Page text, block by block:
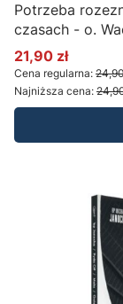
Potrzeba
czasach - o.
Cena promocyjna
21,90 zł
Cena regularna:
Najniższa cena: